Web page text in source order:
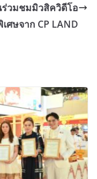
วมชมมิวสิควิดีโอ
ศษจาก CP LAND